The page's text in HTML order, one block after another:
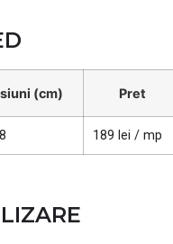
(cm) Pret
189 lei / mp